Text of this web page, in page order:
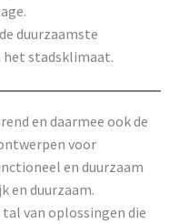
duurzaamste
het stadsklimaat.
en daarmee ook de
voor
en duurzaam
en duurzaam.
van oplossingen die